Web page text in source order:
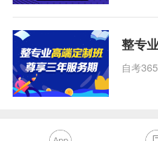
整专
自考365